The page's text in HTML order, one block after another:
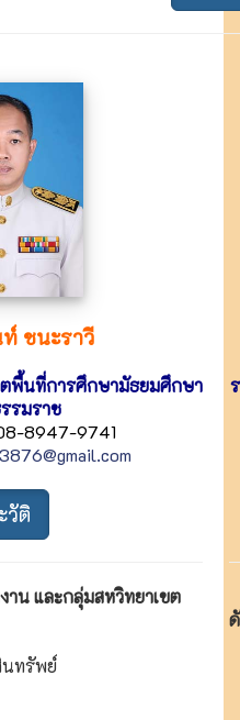
ชนะราวี
ตพื้นที่การศึกษามัธยมศึกษา
รมราช
8947-9741
วัติ
น และกลุ่มสหวิทยาเขต
นทรัพย์